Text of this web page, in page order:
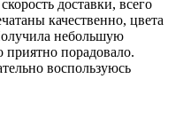
доставки, всего
качественно, цвета
небольшую
приятно порадовало.
воспользуюсь